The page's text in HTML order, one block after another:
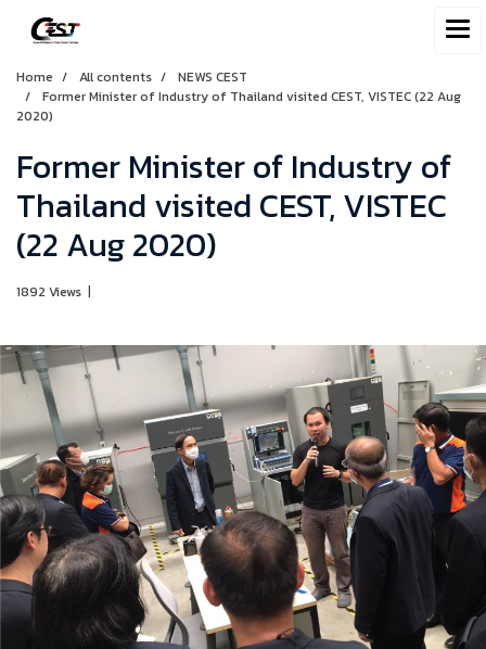
Home All contents
NEWS CEST
Former Minister of Industry of Thailand visited CEST, VISTEC (22 Aug
2020)
Former Minister of Industry of
Thailand visited CEST, VISTEC
(22 Aug 2020)
1892 Views |